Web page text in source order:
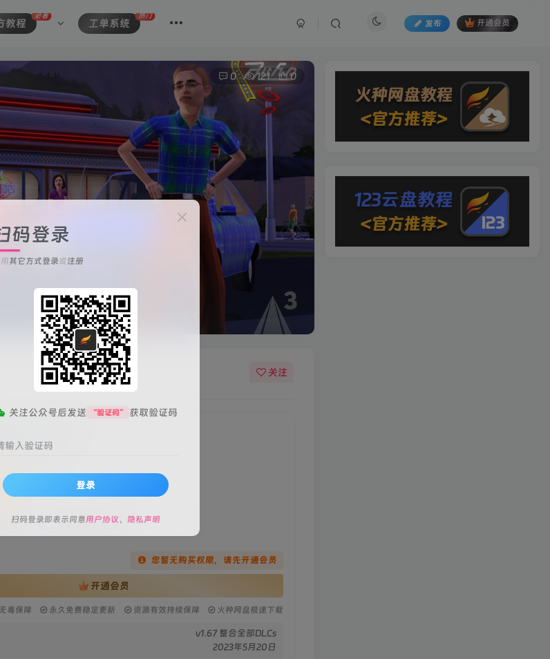
教程
必看
工单系统
热门
发布 开通会员
0 121 0
关注
(The Sims 3)》
请付费后查看
免费 火种黑钻会员 免费
您暂无购买权限，请先开通会员
开通会员
毒保障 永久免费稳定更新 资源有效持续保障 火种网盘极速下载
v1.67 整合全部DLCs
2023年5月20日
码登录
其它方式登录或注册
关注公众号后发送 “验证码” 获取验证码
输入验证码
登录
扫码登录即表示同意用户协议、 隐私声明